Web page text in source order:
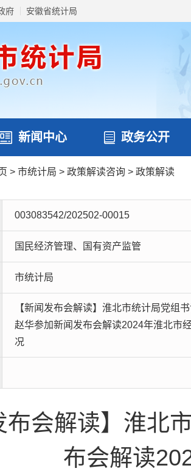
府 安徽省统计局
新闻中心 政务公开
> 市统计局 > 政策解读咨询 > 政策解读
003083542/202502-00015
国民经济管理、国有资产监管
市统计局
【新闻发布会解读】淮北市统计局党组
赵华参加新闻发布会解读2024年淮北市
况
布会解读】淮北
布会解读